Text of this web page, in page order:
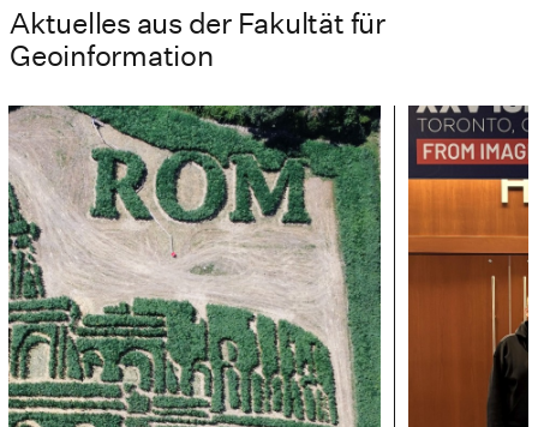
Aktuelles aus der Fakultät für
Geoinformation